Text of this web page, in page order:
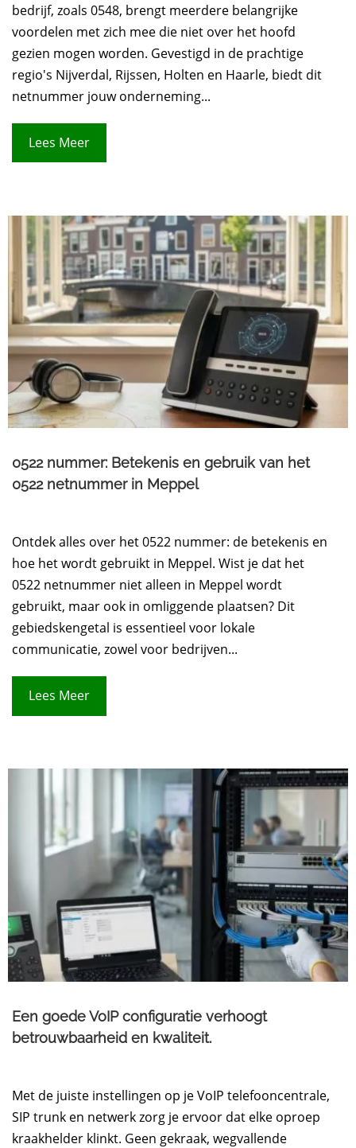
bedrijf, zoals 0548, brengt meerdere belangrijke
voordelen met zich mee die niet over het hoofd
gezien mogen worden. Gevestigd in de prachtige
regio's Nijverdal, Rijssen, Holten en Haarle, biedt dit
netnummer jouw onderneming...
Lees Meer
0522 nummer: Betekenis en gebruik van het
0522 netnummer in Meppel
Ontdek alles over het 0522 nummer: de betekenis en
hoe het wordt gebruikt in Meppel. Wist je dat het
0522 netnummer niet alleen in Meppel wordt
gebruikt, maar ook in omliggende plaatsen? Dit
gebiedskengetal is essentieel voor lokale
communicatie, zowel voor bedrijven...
Lees Meer
Een goede VoIP configuratie verhoogt
betrouwbaarheid en kwaliteit.
Met de juiste instellingen op je VoIP telefooncentrale,
SIP trunk en netwerk zorg je ervoor dat elke oproep
kraakhelder klinkt. Geen gekraak, wegvallende